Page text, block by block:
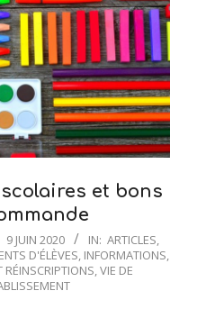
et bons
9 JUIN 2020 IN: ARTICLES,
D'ÉLÈVES, INFORMATIONS,
RÉINSCRIPTIONS,VIE DE